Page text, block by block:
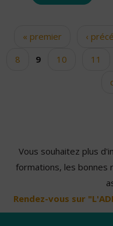
Pages« premier ‹
8
9 10 11
Vous souhaitez plus
formations, les bonnes
Rendez-vous sur